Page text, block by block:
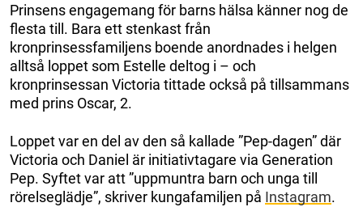
Prinsens engagemang för barns hälsa känner nog de
flesta till. Bara ett stenkast från
kronprinsessfamiljens boende anordnades i helgen
alltså loppet som Estelle deltog i – och
kronprinsessan Victoria tittade också på tillsammans
med prins Oscar, 2.
Loppet var en del av den så kallade ”Pep-dagen” där
Victoria och Daniel är initiativtagare via Generation
Pep. Syftet var att ”uppmuntra barn och unga till
rörelseglädje”, skriver kungafamiljen på Instagram.